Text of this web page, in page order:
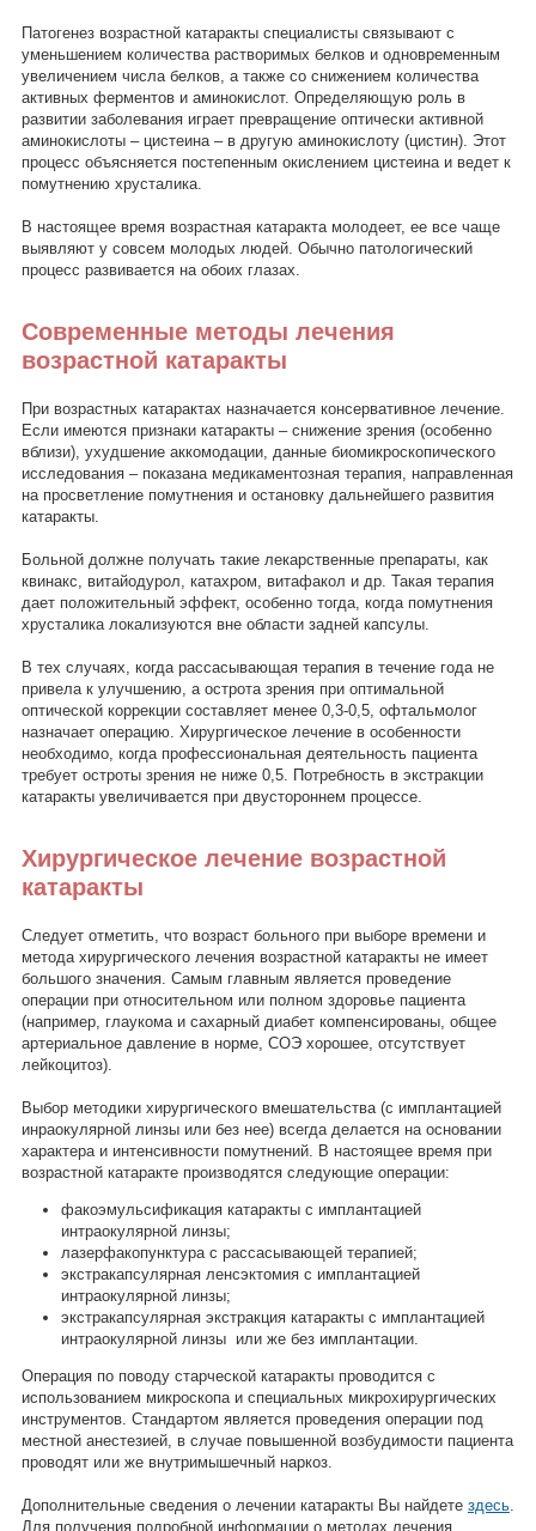
Патогенез возрастной катаракты специалисты связывают с
уменьшением количества растворимых белков и одновременным
увеличением числа белков, а также со снижением количества
активных ферментов и аминокислот. Определяющую роль в
развитии заболевания играет превращение оптически активной
аминокислоты – цистеина – в другую аминокислоту (цистин). Этот
процесс объясняется постепенным окислением цистеина и ведет к
помутнению хрусталика.
В настоящее время возрастная катаракта молодеет, ее все чаще
выявляют у совсем молодых людей. Обычно патологический
процесс развивается на обоих глазах.
Современные методы лечения
возрастной катаракты
При возрастных катарактах назначается консервативное лечение.
Если имеются признаки катаракты – снижение зрения (особенно
вблизи), ухудшение аккомодации, данные биомикроскопического
исследования – показана медикаментозная терапия, направленная
на просветление помутнения и остановку дальнейшего развития
катаракты.
Больной должне получать такие лекарственные препараты, как
квинакс, витайодурол, катахром, витафакол и др. Такая терапия
дает положительный эффект, особенно тогда, когда помутнения
хрусталика локализуются вне области задней капсулы.
В тех случаях, когда рассасывающая терапия в течение года не
привела к улучшению, а острота зрения при оптимальной
оптической коррекции составляет менее 0,3-0,5, офтальмолог
назначает операцию. Хирургическое лечение в особенности
необходимо, когда профессиональная деятельность пациента
требует остроты зрения не ниже 0,5. Потребность в экстракции
катаракты увеличивается при двустороннем процессе.
Хирургическое лечение возрастной
катаракты
Следует отметить, что возраст больного при выборе времени и
метода хирургического лечения возрастной катаракты не имеет
большого значения. Самым главным является проведение
операции при относительном или полном здоровье пациента
(например, глаукома и сахарный диабет компенсированы, общее
артериальное давление в норме, СОЭ хорошее, отсутствует
лейкоцитоз).
Выбор методики хирургического вмешательства (с имплантацией
инраокулярной линзы или без нее) всегда делается на основании
характера и интенсивности помутнений. В настоящее время при
возрастной катаракте производятся следующие операции:
факоэмульсификация катаракты с имплантацией
интраокулярной линзы;
лазерфакопунктура с рассасывающей терапией;
экстракапсулярная ленсэктомия с имплантацией
интраокулярной линзы;
экстракапсулярная экстракция катаракты с имплантацией
интраокулярной линзы или же без имплантации.
Операция по поводу старческой катаракты проводится с
использованием микроскопа и специальных микрохирургических
инструментов. Стандартом является проведения операции под
местной анестезией, в случае повышенной возбудимости пациента
проводят или же внутримышечный наркоз.
Дополнительные сведения о лечении катаракты Вы найдете здесь.
Для получения подробной информации о методах лечения